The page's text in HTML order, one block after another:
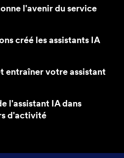
l'avenir du service
créé les assistants IA
entraîner votre assistant
l'assistant IA dans
d'activité